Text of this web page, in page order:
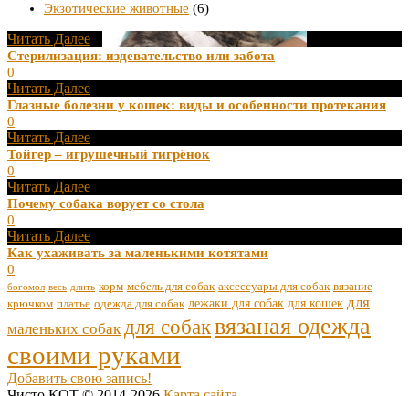
Экзотические животные (6)
Читать Далее
Стерилизация: издевательство или забота
0
Читать Далее
Глазные болезни у кошек: виды и особенности протекания
0
Читать Далее
Тойгер – игрушечный тигрёнок
0
Читать Далее
Почему собака ворует со стола
0
Читать Далее
Как ухаживать за маленькими котятами
0
богомол весь длить корм мебель для собак аксессуары для собак вязание
крючком платье одежда для собак лежаки для собак для кошек для
маленьких собак для собаквязаная одежда
своими руками
Добавить свою запись!